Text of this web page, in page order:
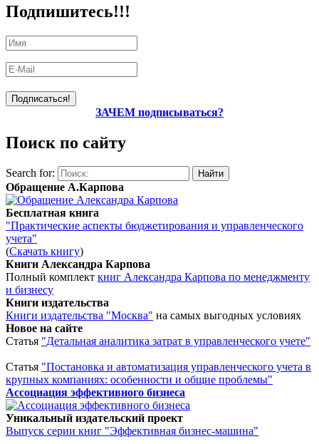
Подпишитесь!!!
ЗАЧЕМ подписываться?
Поиск по сайту
Search for:
Обращение А.Карпова
Бесплатная книга
"Практические аспекты бюджетирования и управленческого
учета"
(Скачать книгу)
Книги Александра Карпова
Полный комплект книг Александра Карпова по менеджменту
и бизнесу
Книги издательства
Книги издательства "Москва" на самых выгодных условиях
Новое на сайте
Статья "Детальная аналитика затрат в управленческого учете"
Статья "Постановка и автоматизация управленческого учета в
крупных компаниях: особенности и общие проблемы"
Ассоциация эффективного бизнеса
Уникальный издательский проект
Выпуск серии книг "Эффективная бизнес-машина"